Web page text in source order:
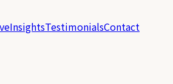
InsightsTestimonialsContact